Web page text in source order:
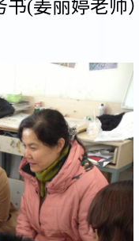
(姜丽婷老师）